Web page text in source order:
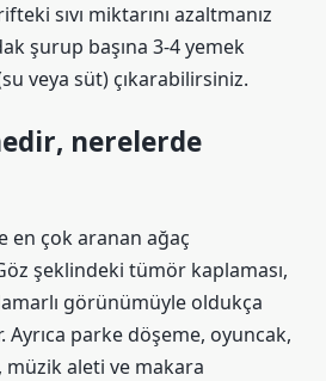
sıvı miktarını azaltmanız
şurup başına 3-4 yemek
(su veya süt) çıkarabilirsiniz.
nerelerde
en çok aranan ağaç
şeklindeki tümör kaplaması,
görünümüyle oldukça
parke döşeme, oyuncak,
müzik aleti ve makara